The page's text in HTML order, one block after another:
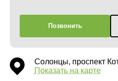
Позвонить
Солонцы, проспект
Показать на карте